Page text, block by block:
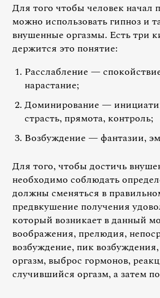
Для того чтобы человек начал
можно использовать гипноз и
внушенные оргазмы. Есть три
держится это понятие:
Расслабление —
нарастание;
Доминирование —
страсть, прямота, контроль;
Возбуждение — фантазии,
Для того, чтобы достичь
необходимо соблюдать
должны сменяться в
предвкушение получения
который возникает в данный
воображения, прелюдия,
возбуждение, пик
оргазм, выброс гормонов,
случившийся оргазм, а затем